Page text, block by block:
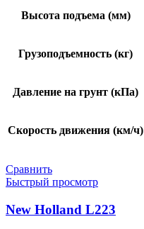
Высота подъема (мм)
Грузоподъемность (кг)
Давление на грунт (кПа)
Скорость движения (км/ч)
Сравнить
Быстрый просмотр
New Holland L223